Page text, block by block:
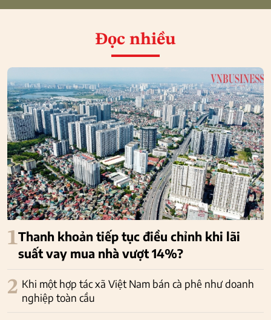
Đọc nhiều
1Thanh khoản tiếp tục điều chỉnh khi lãi
suất vay mua nhà vượt 14%?
2 Khi một hợp tác xã Việt Nam bán cà phê như doanh
nghiệp toàn cầu